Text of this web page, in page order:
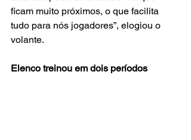
ficam muito próximos, o que facilita
tudo para nós jogadores”, elogiou o
volante.
Elenco treinou em dois períodos